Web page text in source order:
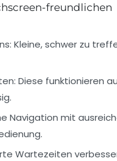
freundlichen
Kleine, schwer zu
Diese funktionieren
Navigation mit
Wartezeiten